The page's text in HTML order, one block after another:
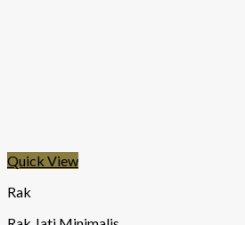
Quick View
Rak